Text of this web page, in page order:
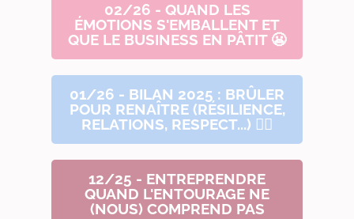
02/26 - QUAND LES
ÉMOTIONS S'EMBALLENT ET
QUE LE BUSINESS EN PÂTIT 😬
01/26 - BILAN 2025 : BRÛLER
POUR RENAÎTRE (RÉSILIENCE,
RELATIONS, RESPECT...) 🐦‍🔥
12/25 - ENTREPRENDRE
QUAND L'ENTOURAGE NE
(NOUS) COMPREND PAS